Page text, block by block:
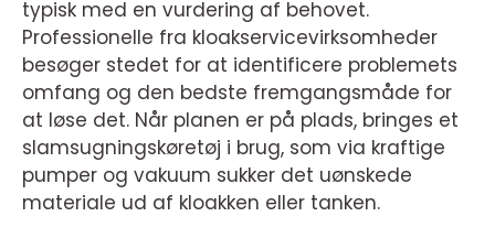
typisk med en vurdering af behovet.
Professionelle fra kloakservicevirksomheder
besøger stedet for at identificere problemets
omfang og den bedste fremgangsmåde for
at løse det. Når planen er på plads, bringes et
slamsugningskøretøj i brug, som via kraftige
pumper og vakuum sukker det uønskede
materiale ud af kloakken eller tanken.